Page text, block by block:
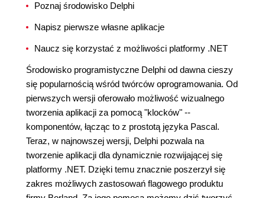
Poznaj środowisko Delphi
Napisz pierwsze własne aplikacje
Naucz się korzystać z możliwości platformy .NET
Środowisko programistyczne Delphi od dawna cieszy
się popularnością wśród twórców oprogramowania. Od
pierwszych wersji oferowało możliwość wizualnego
tworzenia aplikacji za pomocą "klocków" --
komponentów, łącząc to z prostotą języka Pascal.
Teraz, w najnowszej wersji, Delphi pozwala na
tworzenie aplikacji dla dynamicznie rozwijającej się
platformy .NET. Dzięki temu znacznie poszerzył się
zakres możliwych zastosowań flagowego produktu